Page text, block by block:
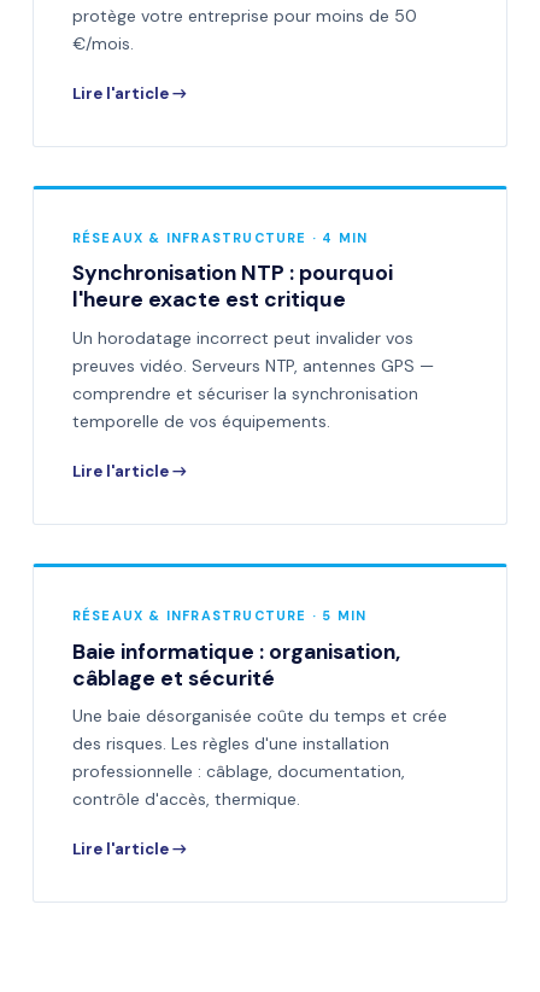
protège votre entreprise pour moins de 50
€/mois.
Lire l'article →
RÉSEAUX & INFRASTRUCTURE · 4 MIN
Synchronisation NTP : pourquoi
l'heure exacte est critique
Un horodatage incorrect peut invalider vos
preuves vidéo. Serveurs NTP, antennes GPS —
comprendre et sécuriser la synchronisation
temporelle de vos équipements.
Lire l'article →
RÉSEAUX & INFRASTRUCTURE · 5 MIN
Baie informatique : organisation,
câblage et sécurité
Une baie désorganisée coûte du temps et crée
des risques. Les règles d'une installation
professionnelle : câblage, documentation,
contrôle d'accès, thermique.
Lire l'article →